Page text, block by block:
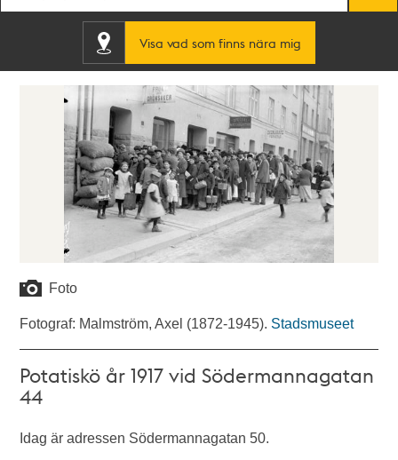
Visa vad som finns nära mig
Foto
Fotograf: Malmström, Axel (1872-1945). Stadsmuseet
Potatiskö år 1917 vid Södermannagatan
44
Idag är adressen Södermannagatan 50.